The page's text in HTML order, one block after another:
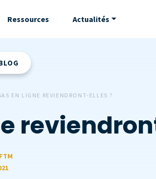
Ressources Actualités
EN LIGNE REVIENDRONT-ELLES ?